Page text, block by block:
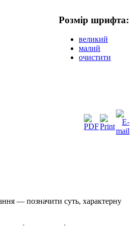
Розмір шрифта:
великий
малий
очистити
— позначити суть, характерну